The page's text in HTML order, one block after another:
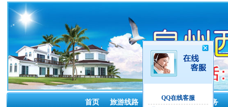
QQ在线客服
首页 旅游线路 酒店预订 租车服务